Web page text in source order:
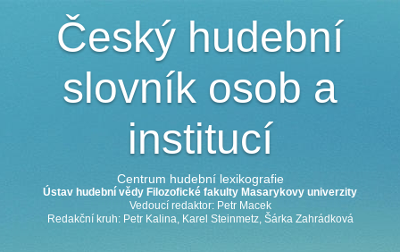
Český hudební
slovník osob a
institucí
Centrum hudební lexikografie
Ústav hudební vědy Filozofické fakulty Masarykovy univerzity
Vedoucí redaktor: Petr Macek
Redakční kruh: Petr Kalina, Karel Steinmetz, Šárka Zahrádková